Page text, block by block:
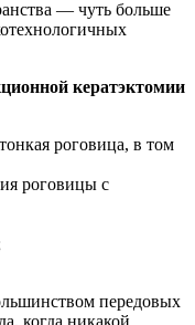
— чуть больше
кератэктомии
роговица, в том
роговицы с
передовых
когда никакой